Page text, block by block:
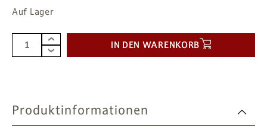
Auf Lager
IN DEN WARENKORB
Produktinformationen